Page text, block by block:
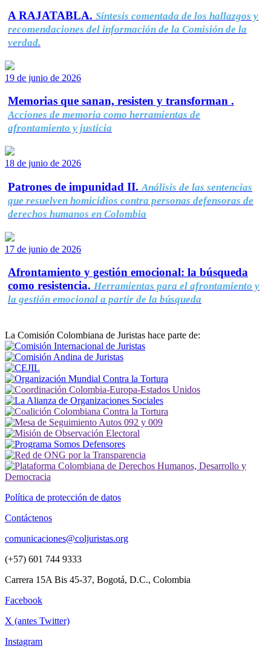
A RAJATABLA. Síntesis comentada de los hallazgos y
recomendaciones del información de la Comisión de la
verdad.
19 de junio de 2026
Memorias que sanan, resisten y transforman .
Acciones de memoria como herramientas de
afrontamiento y justicia
18 de junio de 2026
Patrones de impunidad II. Análisis de las sentencias
que resuelven homicidios contra personas defensoras de
derechos humanos en Colombia
17 de junio de 2026
Afrontamiento y gestión emocional: la búsqueda
como resistencia. Herramientas para el afrontamiento y
la gestión emocional a partir de la búsqueda
La Comisión Colombiana de Juristas hace parte de:
Política de protección de datos
Contáctenos
comunicaciones@coljuristas.org
(+57) 601 744 9333
Carrera 15A Bis 45-37, Bogotá, D.C., Colombia
Facebook
X (antes Twitter)
Instagram